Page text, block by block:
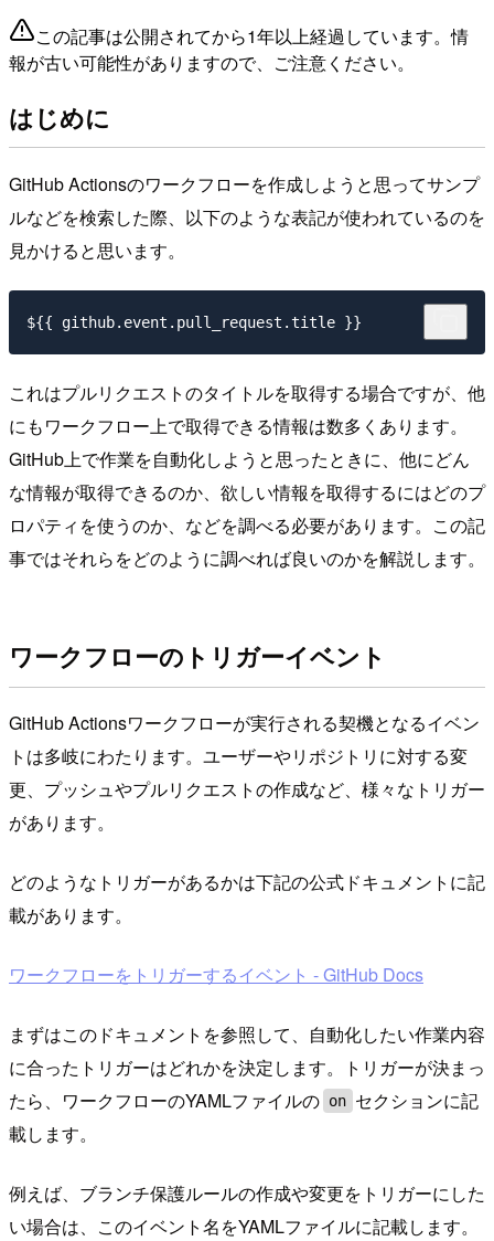
この記事は公開されてから1年以上経過しています。情
報が古い可能性がありますので、ご注意ください。
はじめに
GitHub Actionsのワークフローを作成しようと思ってサンプ
ルなどを検索した際、以下のような表記が使われているのを
見かけると思います。
これはプルリクエストのタイトルを取得する場合ですが、他
にもワークフロー上で取得できる情報は数多くあります。
GitHub上で作業を自動化しようと思ったときに、他にどん
な情報が取得できるのか、欲しい情報を取得するにはどのプ
ロパティを使うのか、などを調べる必要があります。この記
事ではそれらをどのように調べれば良いのかを解説します。
ワークフローのトリガーイベント
GitHub Actionsワークフローが実行される契機となるイベン
トは多岐にわたります。ユーザーやリポジトリに対する変
更、プッシュやプルリクエストの作成など、様々なトリガー
があります。
どのようなトリガーがあるかは下記の公式ドキュメントに記
載があります。
ワークフローをトリガーするイベント - GitHub Docs
まずはこのドキュメントを参照して、自動化したい作業内容
に合ったトリガーはどれかを決定します。トリガーが決まっ
たら、ワークフローのYAMLファイルの on セクションに記
載します。
例えば、ブランチ保護ルールの作成や変更をトリガーにした
い場合は、このイベント名をYAMLファイルに記載します。